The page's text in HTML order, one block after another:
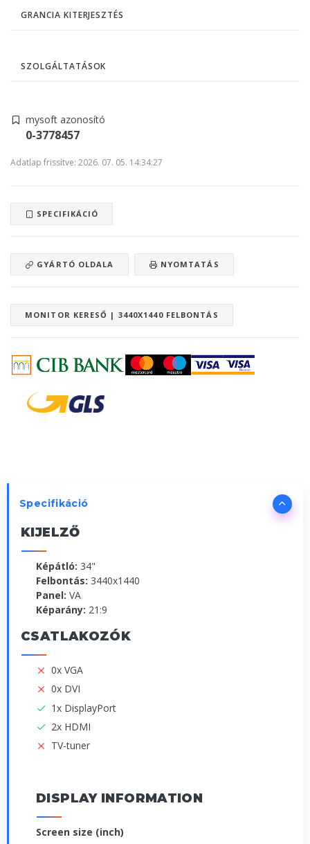
GRANCIA KITERJESZTÉS
SZOLGÁLTATÁSOK
mysoft azonosító
0-3778457
Adatlap frissítve: 2026. 07. 05. 14:34:27
SPECIFIKÁCIÓ
GYÁRTÓ OLDALA NYOMTATÁS
MONITOR KERESŐ | 3440X1440 FELBONTÁS
Specifikáció
KIJELZŐ
Képátló: 34"
Felbontás: 3440x1440
Panel: VA
Képarány: 21:9
CSATLAKOZÓK
0x VGA
0x DVI
1x DisplayPort
2x HDMI
TV-tuner
DISPLAY INFORMATION
Screen size (inch)